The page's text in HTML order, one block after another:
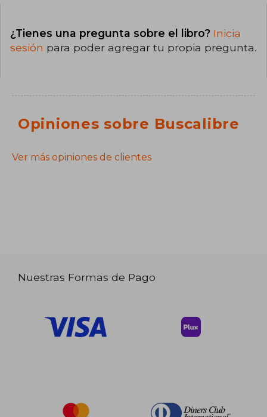
¿Tienes una pregunta sobre el libro? Inicia
sesión para poder agregar tu propia pregunta.
Opiniones sobre Buscalibre
Ver más opiniones de clientes
Nuestras Formas de Pago